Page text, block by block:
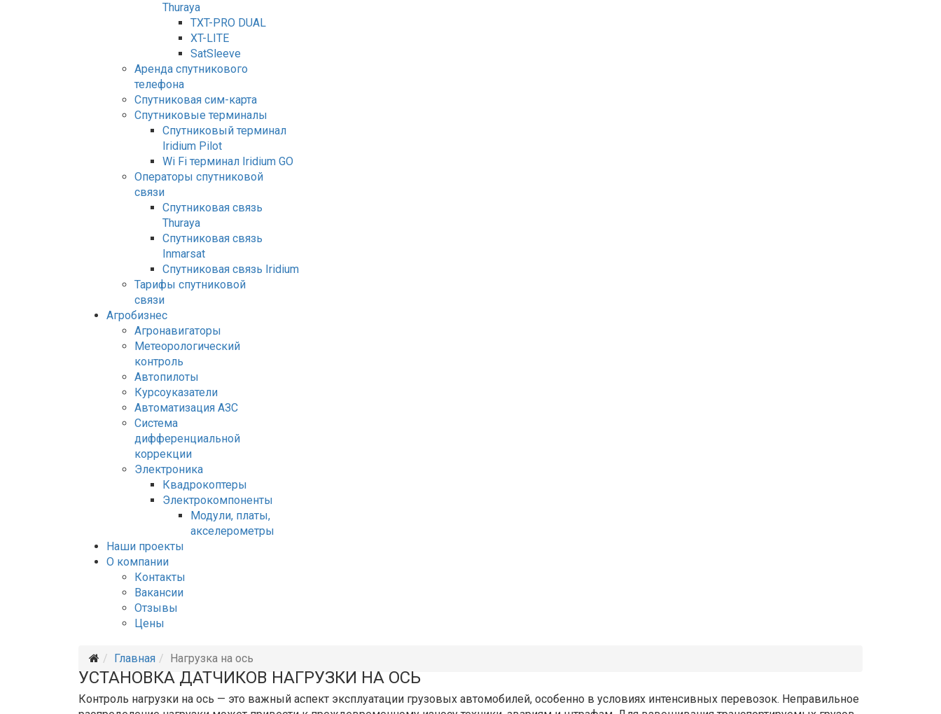
Thuraya
TXT-PRO DUAL
XT-LITE
SatSleeve
Аренда спутникового
телефона
Спутниковая сим-карта
Спутниковые терминалы
Спутниковый терминал
Iridium Pilot
Wi Fi терминал Iridium GO
Операторы спутниковой
связи
Спутниковая связь
Thuraya
Спутниковая связь
Inmarsat
Спутниковая связь Iridium
Тарифы спутниковой
связи
Агробизнес
Агронавигаторы
Метеорологический
контроль
Автопилоты
Курсоуказатели
Автоматизация АЗС
Система
дифференциальной
коррекции
Электроника
Квадрокоптеры
Электрокомпоненты
Модули, платы,
акселерометры
Наши проекты
О компании
Контакты
Вакансии
Отзывы
Цены
Главная Нагрузка на ось
УСТАНОВКА ДАТЧИКОВ НАГРУЗКИ НА ОСЬ
Контроль нагрузки на ось — это важный аспект эксплуатации грузовых автомобилей, особенно в условиях интенсивных перевозок. Неправильное